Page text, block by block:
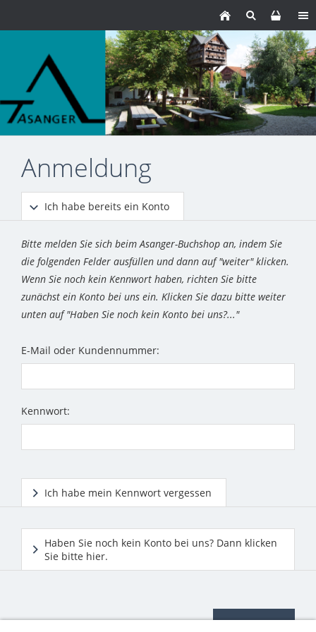
Anmeldung
Ich habe bereits ein Konto
Bitte melden Sie sich beim Asanger-Buchshop an, indem Sie
die folgenden Felder ausfüllen und dann auf "weiter" klicken.
Wenn Sie noch kein Kennwort haben, richten Sie bitte
zunächst ein Konto bei uns ein. Klicken Sie dazu bitte weiter
unten auf "Haben Sie noch kein Konto bei uns?..."
E-Mail oder Kundennummer:
Kennwort:
Ich habe mein Kennwort vergessen
Haben Sie noch kein Konto bei uns? Dann klicken
Sie bitte hier.